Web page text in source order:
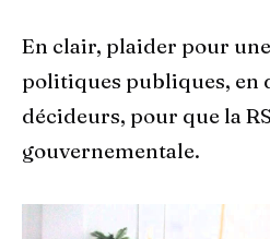
En clair, plaider pour
politiques publiques, en
décideurs, pour que la
gouvernementale.